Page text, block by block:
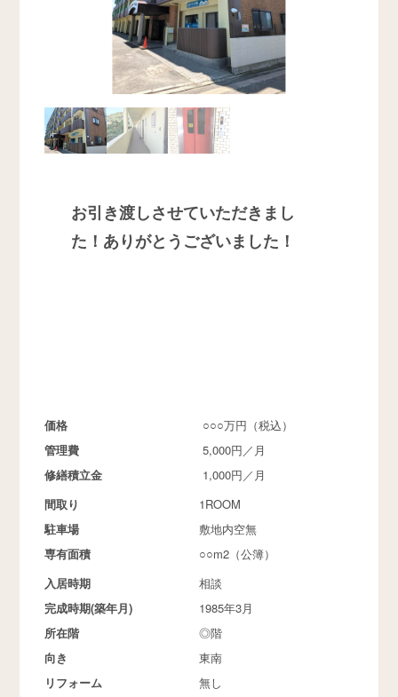
お引き渡しさせていただきまし
た！ありがとうございました！
価格
○○○万円（税込）
管理費
5,000円／月
修繕積立金
1,000円／月
間取り
1ROOM
駐車場
敷地内空無
専有面積
○○m2（公簿）
入居時期
相談
完成時期(築年月)
1985年3月
所在階
◎階
向き
東南
リフォーム
無し